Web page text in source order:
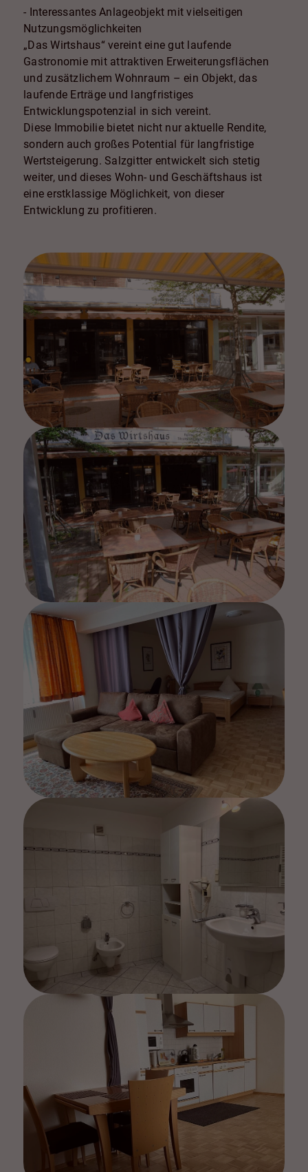
- Interessantes Anlageobjekt mit vielseitigen
Nutzungsmöglichkeiten
„Das Wirtshaus“ vereint eine gut laufende
Gastronomie mit attraktiven Erweiterungsflächen
und zusätzlichem Wohnraum – ein Objekt, das
laufende Erträge und langfristiges
Entwicklungspotenzial in sich vereint.
Diese Immobilie bietet nicht nur aktuelle Rendite,
sondern auch großes Potential für langfristige
Wertsteigerung. Salzgitter entwickelt sich stetig
weiter, und dieses Wohn- und Geschäftshaus ist
eine erstklassige Möglichkeit, von dieser
Entwicklung zu profitieren.